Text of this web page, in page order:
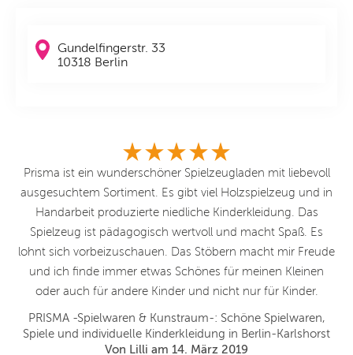
Gundelfingerstr. 33
10318 Berlin
Prisma ist ein wunderschöner Spielzeugladen mit liebevoll
ausgesuchtem Sortiment. Es gibt viel Holzspielzeug und in
Handarbeit produzierte niedliche Kinderkleidung. Das
Spielzeug ist pädagogisch wertvoll und macht Spaß. Es
lohnt sich vorbeizuschauen. Das Stöbern macht mir Freude
und ich finde immer etwas Schönes für meinen Kleinen
oder auch für andere Kinder und nicht nur für Kinder.
PRISMA -Spielwaren & Kunstraum-: Schöne Spielwaren,
Spiele und individuelle Kinderkleidung in Berlin-Karlshorst
Von Lilli am 14. März 2019